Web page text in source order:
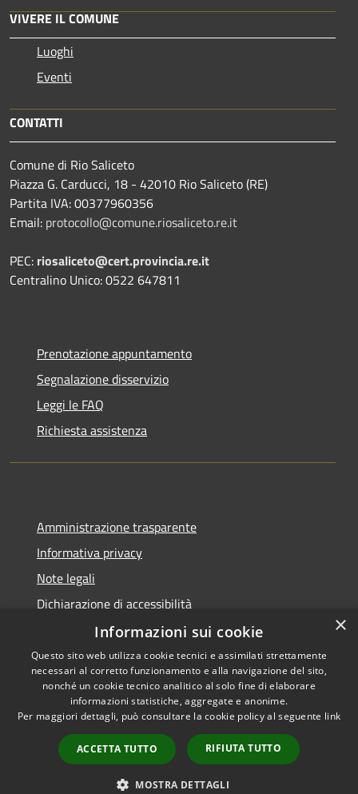
VIVERE IL COMUNE
Luoghi
Eventi
CONTATTI
Comune di Rio Saliceto
Piazza G. Carducci, 18 - 42010 Rio Saliceto (RE)
Partita IVA: 00377960356
Email: protocollo@comune.riosaliceto.re.it
PEC: riosaliceto@cert.provincia.re.it
Centralino Unico: 0522 647811
Prenotazione appuntamento
Segnalazione disservizio
Leggi le FAQ
Richiesta assistenza
Amministrazione trasparente
Informativa privacy
Note legali
Dichiarazione di accessibilità
Accessibilità
Privacy
Mappa del sito
Iscrizione newsletter
Copyright © 2026 • Comune di
Rio Saliceto • Powered by
Municipium•Accesso
redazione
×
Informazioni sui cookie
Questo sito web utilizza cookie tecnici e assimilati strettamente
necessari al corretto funzionamento e alla navigazione del sito,
nonché un cookie tecnico analitico al solo fine di elaborare
informazioni statistiche, aggregate e anonime.
Per maggiori dettagli, può consultare la cookie policy al seguente link
ACCETTA TUTTO RIFIUTA TUTTO
MOSTRA DETTAGLI